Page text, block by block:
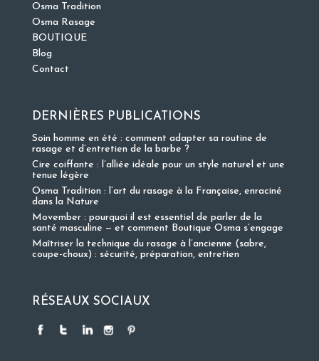
Osma Tradition
Osma Rasage
BOUTIQUE
Blog
Contact
DERNIÈRES PUBLICATIONS
Soin homme en été : comment adapter sa routine de
rasage et d’entretien de la barbe ?
Cire coiffante : l’alliée idéale pour un style naturel et une
tenue légère
Osma Tradition : l’art du rasage à la Française, enraciné
dans la Nature
Movember : pourquoi il est essentiel de parler de la
santé masculine — et comment Boutique Osma s’engage
Maîtriser la technique du rasage à l’ancienne (sabre,
coupe-choux) : sécurité, préparation, entretien
RÉSEAUX SOCIAUX